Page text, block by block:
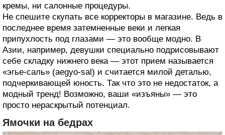
кремы, ни салонные процедуры.
Не спешите скупать все корректоры в магазине. Ведь в
последнее время затемненные веки и легкая
припухлость под глазами — это вообще модно. В
Азии, например, девушки специально подрисовывают
себе складку нижнего века — этот прием называется
«эгье-саль» (aegyo-sal) и считается милой деталью,
подчеркивающей юность. Так что это не недостаток, а
модный тренд! Возможно, ваши «изъяны» — это
просто нераскрытый потенциал.
Ямочки на бедрах